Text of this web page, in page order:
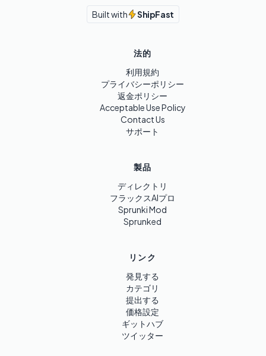
Built with ShipFast
法的
利用規約
プライバシーポリシー
返金ポリシー
Acceptable Use Policy
Contact Us
サポート
製品
ディレクトリ
フラックスAIプロ
Sprunki Mod
Sprunked
リンク
発見する
カテゴリ
提出する
価格設定
ギットハブ
ツイッター